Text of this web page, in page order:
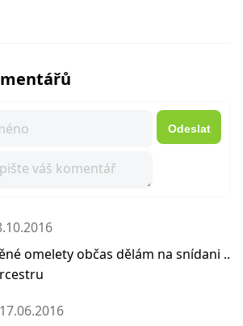
Odeslat
omelety občas dělám na snídani ..
17.06.2016